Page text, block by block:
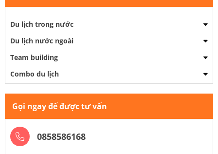
Du lịch trong nước
Du lịch nước ngoài
Team building
Combo du lịch
Gọi ngay để được tư vấn
0858586168